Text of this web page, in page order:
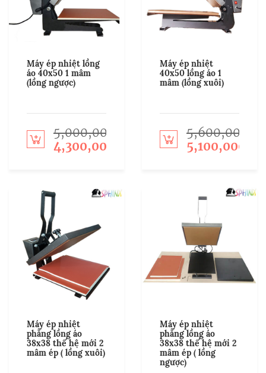
Máy ép nhiệt lồng
áo 40x50 1 mâm
(lồng ngược)
Add to cart
5,000,000
4,300,000
Máy ép nhiệt
40x50 lồng áo 1
mâm (lồng xuôi)
Add to cart
5,600,000
5,100,000
Máy ép nhiệt
phẳng lồng áo
38x38 thế hệ mới 2
mâm ép ( lồng xuôi)
Máy ép nhiệt
phẳng lồng áo
38x38 thế hệ mới 2
mâm ép ( lồng
ngược)